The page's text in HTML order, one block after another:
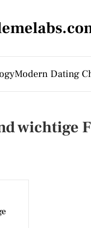
Modern Dating
wichtige